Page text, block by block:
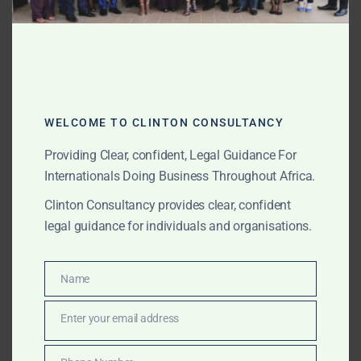
Coordination avec avocats locaux
légalisation.
Documents que nous assistons
Nous pouvons aider avec :
Certificats de naissance
Certificats de mariage
Certificats de décès
Jugements de divorce
Certificats de célibat
WELCOME TO CLINTON CONSULTANCY
Providing Clear, confident, Legal Guidance For
Internationals Doing Business Throughout Africa.
Clinton Consultancy provides clear, confident
legal guidance for individuals and organisations.
Name
Name
Enter your email address